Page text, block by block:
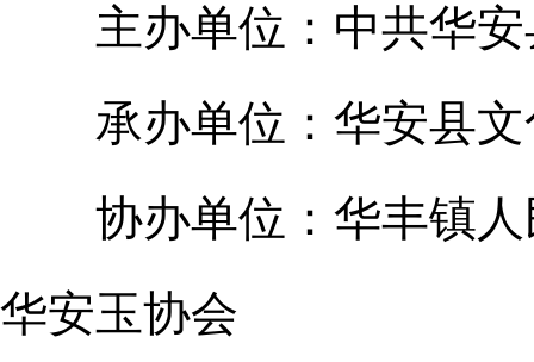
主办单位：中共华安
承办单位：华安县文
协办单位：华丰镇人
华安玉协会